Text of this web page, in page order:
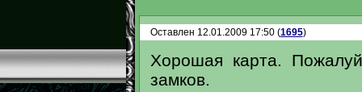
Оставлен 12.01.2009 17:50 (1695)
Хорошая карта.
замков.